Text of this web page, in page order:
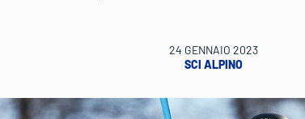
24 GENNAIO 2023
SCI ALPINO